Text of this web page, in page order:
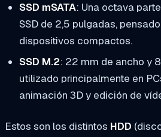
SSD mSATA: Una octava
SSD de 2,5 pulgadas,
dispositivos compactos.
SSD M.2: 22 mm de ancho y
utilizado principalmente en
animación 3D y edición de
Estos son los distintos HDD